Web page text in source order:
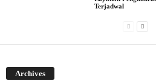
Terjadwal
Archives